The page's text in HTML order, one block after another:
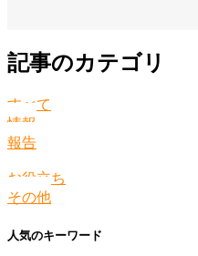
記事のカテゴリ
すべて
情報
報告
お役立ち
その他
人気のキーワード